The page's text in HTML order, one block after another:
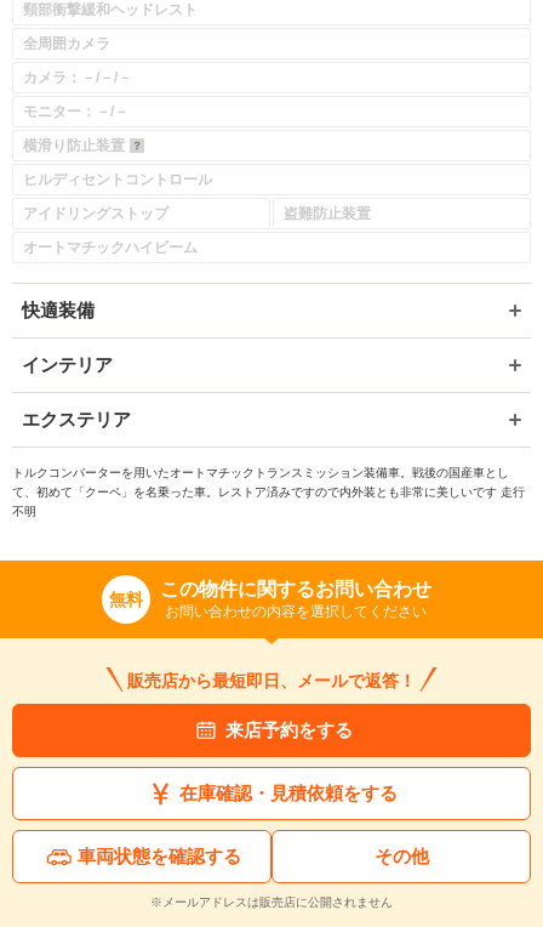
頸部衝撃緩和ヘッドレスト
全周囲カメラ
カメラ：－/－/－
モニター：－/－
横滑り防止装置
ヒルディセントコントロール
アイドリングストップ
盗難防止装置
オートマチックハイビーム
快適装備
インテリア
エクステリア
トルクコンバーターを用いたオートマチックトランスミッション装備車。戦後の国産車とし
て、初めて「クーペ」を名乗った車。レストア済みですので内外装とも非常に美しいです 走行
不明
無料 この物件に関するお問い合わせ
お問い合わせの内容を選択してください
販売店から最短即日、メールで返答！
来店予約をする
在庫確認・見積依頼をする
車両状態を確認する その他
※メールアドレスは販売店に公開されません